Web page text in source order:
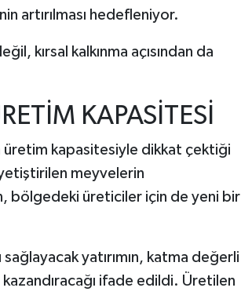
artırılması hedefleniyor.
kırsal kalkınma açısından da
KAPASİTESİ
üretim kapasitesiyle dikkat çektiği
meyvelerin
bölgedeki üreticiler için de yeni bir
yatırımın, katma değerli
ifade edildi. Üretilen